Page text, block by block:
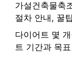
가설건축물축
절차 안내, 꿀
다이어트 몇
트 기간과 목